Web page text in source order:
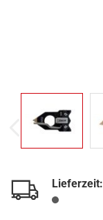
Lieferzeit: